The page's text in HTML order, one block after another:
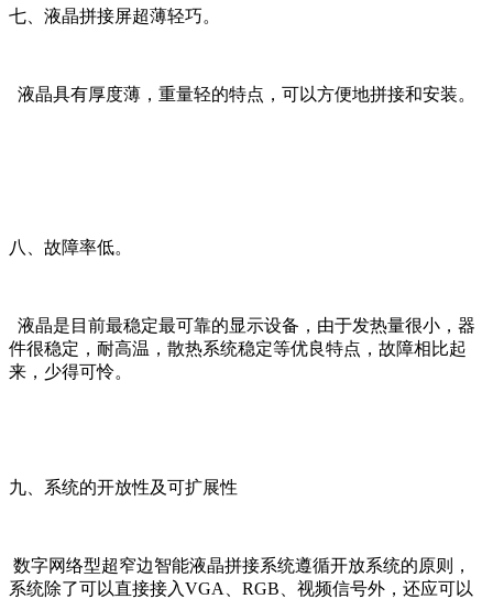
七、液晶拼接屏超薄轻巧。
液晶具有厚度薄，重量轻的特点，可以方便地拼接和安装。
八、故障率低。
液晶是目前最稳定最可靠的显示设备，由于发热量很小，器
件很稳定，耐高温，散热系统稳定等优良特点，故障相比起
来，少得可怜。
九、系统的开放性及可扩展性
数字网络型超窄边智能液晶拼接系统遵循开放系统的原则，
系统除了可以直接接入VGA、RGB、视频信号外，还应可以